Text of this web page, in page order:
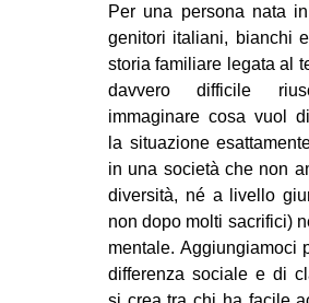
Per una persona nata
genitori italiani, bianchi
storia familiare legata al
davvero difficile
immaginare cosa vuol
la situazione
in una società che non
diversità, né a livello
non dopo molti sacrifici)
mentale. Aggiungiamoci
differenza sociale e di